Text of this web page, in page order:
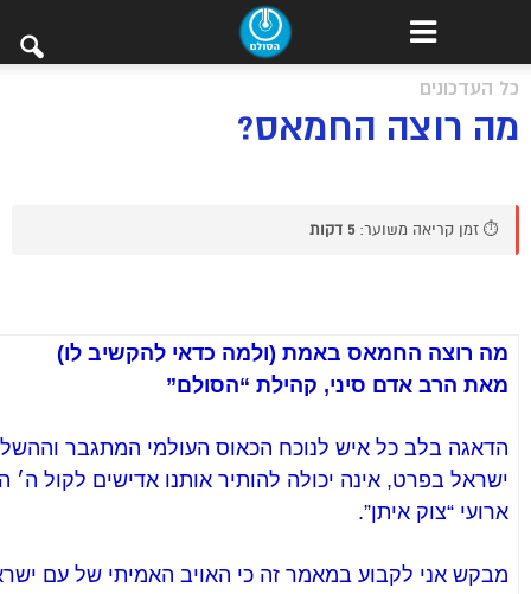
כל העדכונים
מה רוצה החמאס?
⏱️ זמן קריאה משוער: 5 דקות
מה רוצה החמאס באמת (ולמה כדאי להקשיב לו)
מאת הרב אדם סיני, קהילת “הסולם”
הדאגה בלב כל איש לנוכח הכאוס העולמי המתגבר
ישראל בפרט, אינה יכולה להותיר אותנו אדישים לקול ה׳
ארועי “צוק איתן”.
מבקש אני לקבוע במאמר זה כי האויב האמיתי של עם